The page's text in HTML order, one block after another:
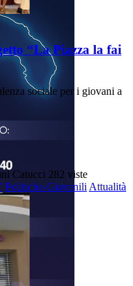
“La Piazza la fai
sociale per i giovani a
Catucci 282 viste
Politiche-Giovanili Attualità